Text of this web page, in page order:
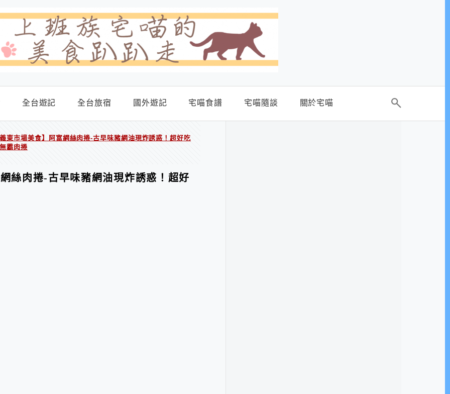
全台遊記 全台旅宿 國外遊記 宅喵食譜 宅喵隨談 關於宅喵
義東市場美食】阿富網絲肉捲-古早味豬網油現炸誘惑！超好吃
霸肉捲
絲肉捲-古早味豬網油現炸誘惑！超好